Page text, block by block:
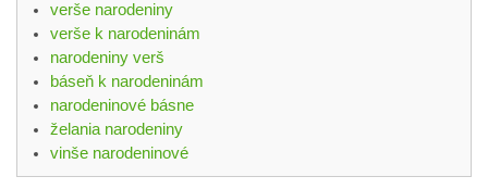
verše narodeniny
verše k narodeninám
narodeniny verš
báseň k narodeninám
narodeninové básne
želania narodeniny
vinše narodeninové